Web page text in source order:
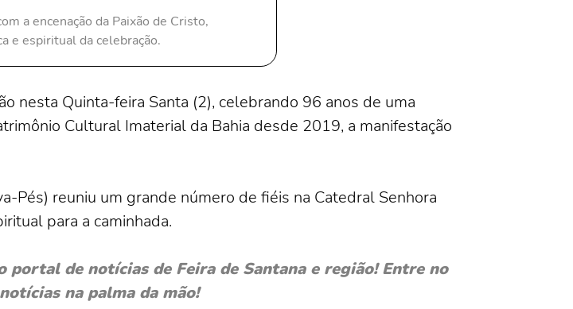
a encenação da Paixão de Cristo,
e espiritual da celebração.
nesta Quinta-feira Santa (2), celebrando 96 anos de uma
Cultural Imaterial da Bahia desde 2019, a manifestação
Pés) reuniu um grande número de fiéis na Catedral Senhora
para a caminhada.
portal de notícias de Feira de Santana e região! Entre no
na palma da mão!